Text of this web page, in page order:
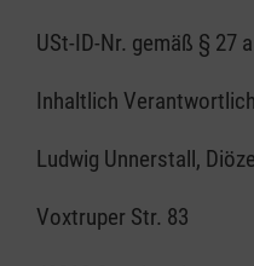
USt-ID-Nr. gemäß § 27
Inhaltlich
Ludwig Unnerstall,
Voxtruper Str. 83